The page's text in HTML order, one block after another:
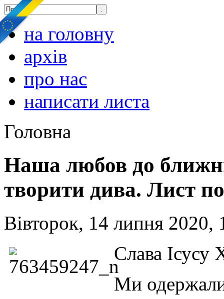
на головну
архів
про нас
написати листа
Головна
Наша любов до
творити дива. Лист
Вівторок, 14 липня 2020,
Слава Ісусу
Ми